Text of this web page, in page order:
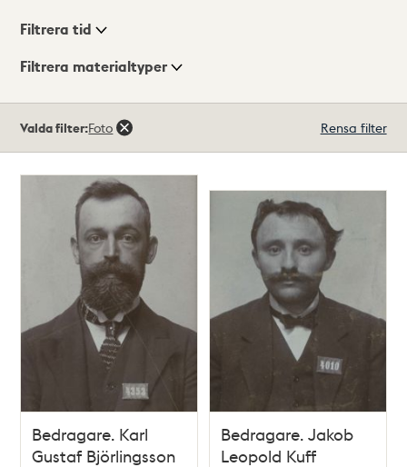
Visningsläge
Filtrera tid
Filtrera materialtyper
träffar
Valda filter:Foto Rensa filter
Bedragare. Karl
Gustaf Björlingsson
Bedragare. Jakob
Leopold Kuff